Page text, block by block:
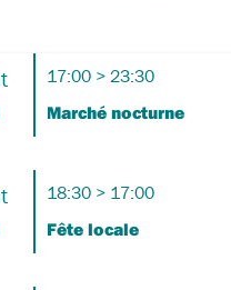
17:00 > 23:30
Marché nocturne
18:30 > 17:00
Fête locale